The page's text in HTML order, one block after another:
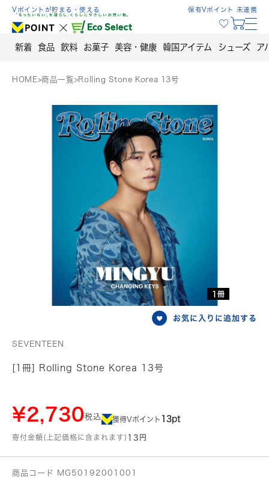
Skip
content
Vポイントが貯まる・使える 保有Vポイント 未連携
新着 食品 飲料 お菓子 美容・健康 韓国アイテム シューズ ア
HOME>商品一覧>Rolling Stone Korea 13号
1冊
お気に入りに追加する
SEVENTEEN
[1冊] Rolling Stone Korea 13号
¥2,730税込 獲得Vポイント 13pt
寄付金額(上記価格に含まれます) 13円
商品コード MG50192001001